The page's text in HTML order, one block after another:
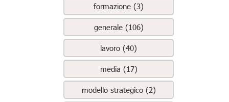
formazione (3)
generale (106)
lavoro (40)
media (17)
modello strategico (2)